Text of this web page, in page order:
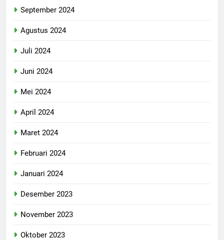
September 2024
Agustus 2024
Juli 2024
Juni 2024
Mei 2024
April 2024
Maret 2024
Februari 2024
Januari 2024
Desember 2023
November 2023
Oktober 2023